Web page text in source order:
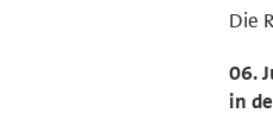
Die
06.
in